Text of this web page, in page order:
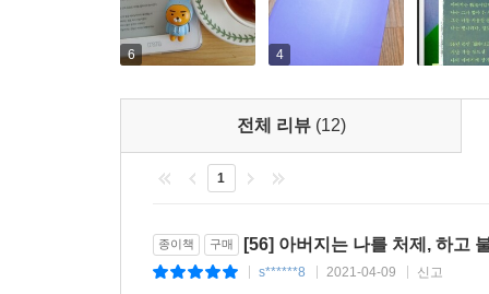
6 4
전체 리뷰 (12)
1
종이책 구매 [56] 아버지는 나를 처제, 하고
s******8 2021-04-09 신고